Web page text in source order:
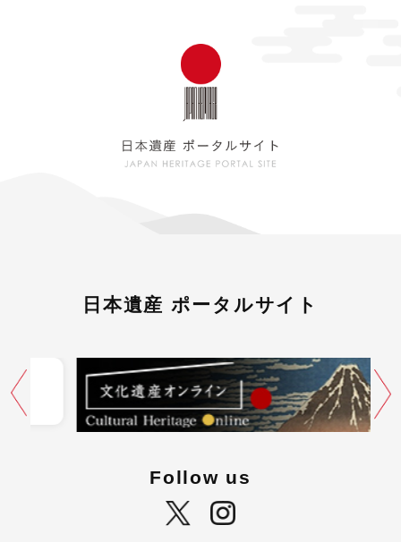
日本遺産 ポータルサイト
Follow us